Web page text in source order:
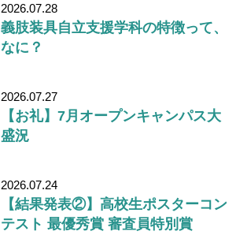
2026.07.28
義肢装具自立支援学科の特徴って、
なに？
2026.07.27
【お礼】7月オープンキャンパス大
盛況
2026.07.24
【結果発表②】高校生ポスターコン
テスト 最優秀賞 審査員特別賞